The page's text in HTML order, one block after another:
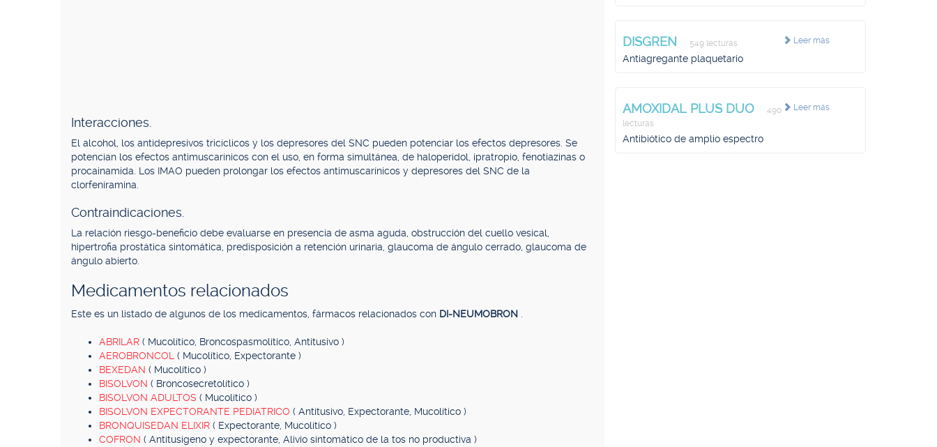
Interacciones.
El alcohol, los antidepresivos tricíclicos y los depresores del SNC pueden potenciar los efectos depresores. Se
potencian los efectos antimuscarínicos con el uso, en forma simultánea, de haloperidol, ipratropio, fenotiazinas o
procainamida. Los IMAO pueden prolongar los efectos antimuscarínicos y depresores del SNC de la
clorfeniramina.
Contraindicaciones.
La relación riesgo-beneficio debe evaluarse en presencia de asma aguda, obstrucción del cuello vesical,
hipertrofia prostática sintomática, predisposición a retención urinaria, glaucoma de ángulo cerrado, glaucoma de
ángulo abierto.
Medicamentos relacionados
Este es un listado de algunos de los medicamentos, fármacos relacionados con DI-NEUMOBRON
ABRILAR ( Mucolítico, Broncospasmolítico, Antitusivo )
AEROBRONCOL ( Mucolítico, Expectorante )
BEXEDAN ( Mucolítico )
BISOLVON ( Broncosecretolítico )
BISOLVON ADULTOS ( Mucolítico )
BISOLVON EXPECTORANTE PEDIATRICO ( Antitusivo, Expectorante, Mucolítico )
BRONQUISEDAN ELIXIR ( Expectorante, Mucolítico )
COFRON ( Antitusígeno y expectorante, Alivio sintomático de la tos no productiva )
Leer más
DISGREN 549 lecturas
Antiagregante plaquetario
Leer más
AMOXIDAL PLUS DUO
490
lecturas
Antibiótico de amplio espectro